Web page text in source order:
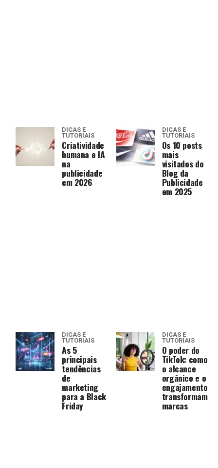
DICAS E
TUTORIAIS
Criatividade
humana e IA
na
publicidade
em 2026
DICAS E
TUTORIAIS
Os 10 posts
mais
visitados do
Blog da
Publicidade
em 2025
DICAS E
TUTORIAIS
As 5
principais
tendências
de
marketing
para a Black
Friday
DICAS E
TUTORIAIS
O poder do
TikTok: como
o alcance
orgânico e o
engajamento
transformam
marcas